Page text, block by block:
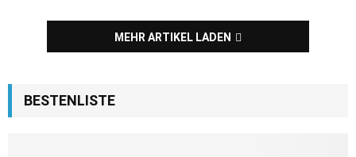
MEHR ARTIKEL LADEN
BESTENLISTE